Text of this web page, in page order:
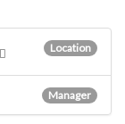
Location
Manager